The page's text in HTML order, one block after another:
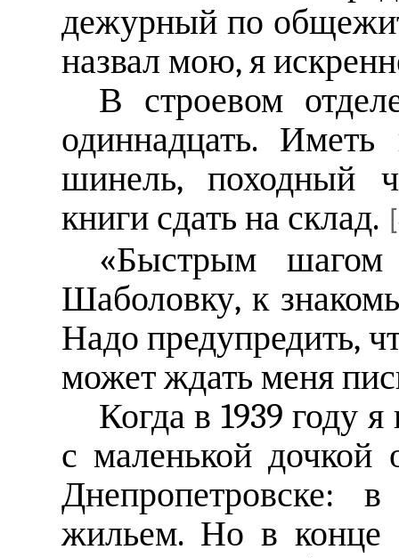
дежурный по
назвал мою, я
В строевом
одиннадцать.
шинель, походный
книги сдать на склад.
«Быстрым
Шаболовку, к
Надо предупредить,
может ждать меня
Когда в 1939 году
с маленькой дочкой
жильем. Но в конце